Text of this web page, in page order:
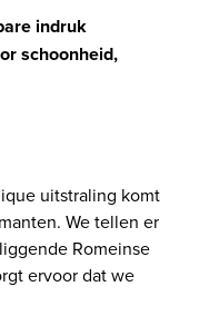
indruk
schoonheid,
uitstraling komt
We tellen er
Romeinse
ervoor dat we